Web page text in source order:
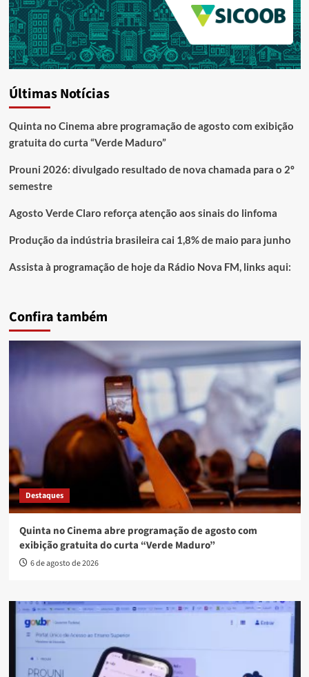
Últimas Notícias
Quinta no Cinema abre programação de agosto com exibição
gratuita do curta “Verde Maduro”
Prouni 2026: divulgado resultado de nova chamada para o 2º
semestre
Agosto Verde Claro reforça atenção aos sinais do linfoma
Produção da indústria brasileira cai 1,8% de maio para junho
Assista à programação de hoje da Rádio Nova FM, links aqui:
Confira também
Destaques
Quinta no Cinema abre programação de agosto com
exibição gratuita do curta “Verde Maduro”
6 de agosto de 2026